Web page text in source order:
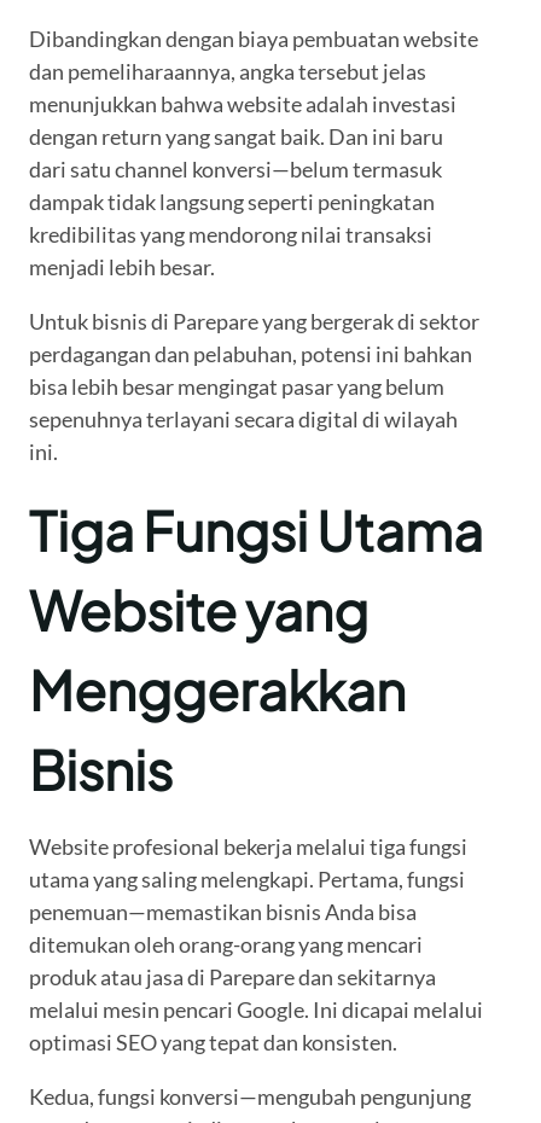
Dibandingkan dengan biaya pembuatan website
dan pemeliharaannya, angka tersebut jelas
menunjukkan bahwa website adalah investasi
dengan return yang sangat baik. Dan ini baru
dari satu channel konversi—belum termasuk
dampak tidak langsung seperti peningkatan
kredibilitas yang mendorong nilai transaksi
menjadi lebih besar.
Untuk bisnis di Parepare yang bergerak di sektor
perdagangan dan pelabuhan, potensi ini bahkan
bisa lebih besar mengingat pasar yang belum
sepenuhnya terlayani secara digital di wilayah
ini.
Tiga Fungsi Utama
Website yang
Menggerakkan
Bisnis
Website profesional bekerja melalui tiga fungsi
utama yang saling melengkapi. Pertama, fungsi
penemuan—memastikan bisnis Anda bisa
ditemukan oleh orang-orang yang mencari
produk atau jasa di Parepare dan sekitarnya
melalui mesin pencari Google. Ini dicapai melalui
optimasi SEO yang tepat dan konsisten.
Kedua, fungsi konversi—mengubah pengunjung